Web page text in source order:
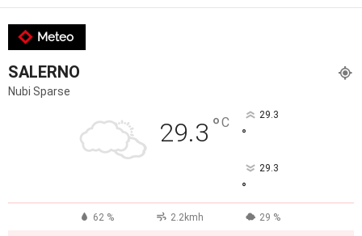
Meteo
SALERNO
Nubi Sparse
29.3 °C 29.3
°
29.3
°
62 % 2.2kmh 29 %